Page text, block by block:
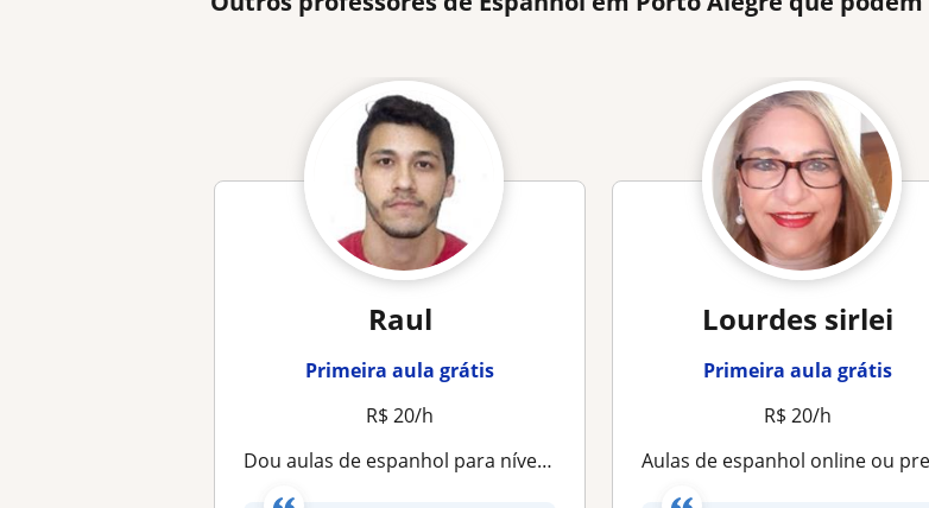
Raul
Primeira aula grátis
R$ 20/h
Dou aulas de espanhol para nível escolar e avançado
Lourdes sirlei
Primeira aula grátis
R$ 20/h
Aulas de espanhol online ou presencial